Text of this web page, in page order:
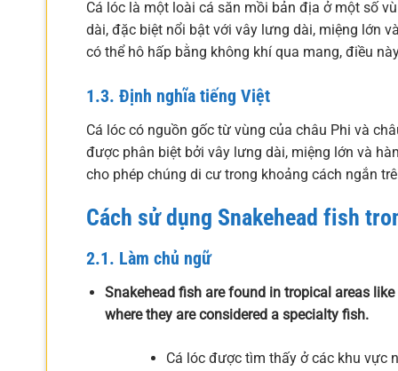
Cá lóc là một loài cá săn mồi bản địa ở một số
dài, đặc biệt nổi bật với vây lưng dài, miệng lớn
có thể hô hấp bằng không khí qua mang, điều
1.3. Định nghĩa tiếng Việt
Cá lóc có nguồn gốc từ vùng của châu Phi và
được phân biệt bởi vây lưng dài, miệng lớn và
cho phép chúng di cư trong khoảng cách ngắn
Cách sử dụng Snakehead fish
2.1. Làm chủ ngữ
Snakehead fish are found in tropical areas
where they are considered a specialty fish.
Cá lóc được tìm thấy ở các khu vực